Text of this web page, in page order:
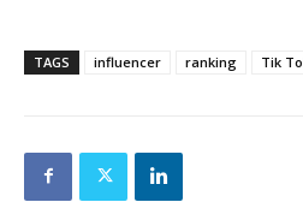
TAGS influencer ranking Tik